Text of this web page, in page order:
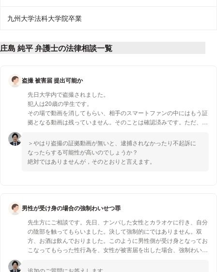
九州大学法科大学院卒業
庄島 純平 弁護士の法律相談一覧
盗撮 被害届 提出可能か
先日大学内で盗撮されました。
犯人は20歳の学生です。
その場で動画を消してもらい、相手のスマートファンの中にはもう証
拠となる動画は残っていません。そのことは確認済みです。ただ、相
この場合被害届を出すことは可能でしょうか？
＞やはり盗撮の証拠動画が無いと、逮捕されなかったり不起訴に
なったらする可能性が高いのでしょうか？
絶対ではありませんが，そのとおりと言えます。
男性が受け身の場合の強制わいせつ罪
先生方にご相談です。先日、ナンパした女性とカラオケに行き、自分
の陰部を触ってもらいました。決して強制的にではありません。双
方、お酒は飲んでおりました。このように男性側が受け身となってお
こなってもらった性行為を、女性が被害届を出した場合、強制わいせ
にあたらないと思うのですが如何でしょうか？
追加のご質問にお答えします。